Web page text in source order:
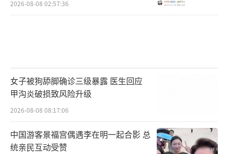
2026-08-08 02:57:36
女子被狗舔脚确诊三级暴露 医生回应
甲沟炎破损致风险升级
2026-08-08 08:17:06
中国游客景福宫偶遇李在明一起合影 总
统亲民互动受赞